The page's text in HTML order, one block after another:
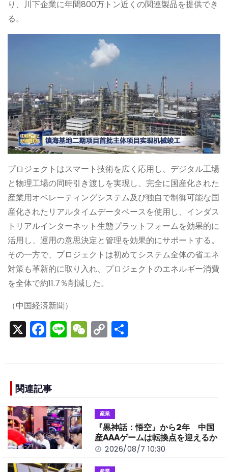
り、川下企業に年間800万トン近くの関連製品を提供でき
る。
プロジェクトはスマート技術を広く応用し、デジタル工場
と物理工場の同時引き渡しを実現し、完全に国産化された
産業用オペレーティングシステム及び独自で制御可能な国
産化されたリアルタイムデータベースを使用し、インダス
トリアルインターネット生態プラットフォームを効果的に
活用し、運用の意思決定と管理を効果的にサポートする。
その一方で、プロジェクトは初めてシステム全体の省エネ
対策も革新的に取り入れ、プロジェクトのエネルギー消費
を全体で約11.7％削減した。
（中国経済新聞）
X F
a
e
b
o
o
k
Li
n
W
e
C
o
n
k
関連記事
産業
『黒神話：悟空』から2年 中国
産AAAゲームは転換点を迎えるか
2026/08/7 10:30